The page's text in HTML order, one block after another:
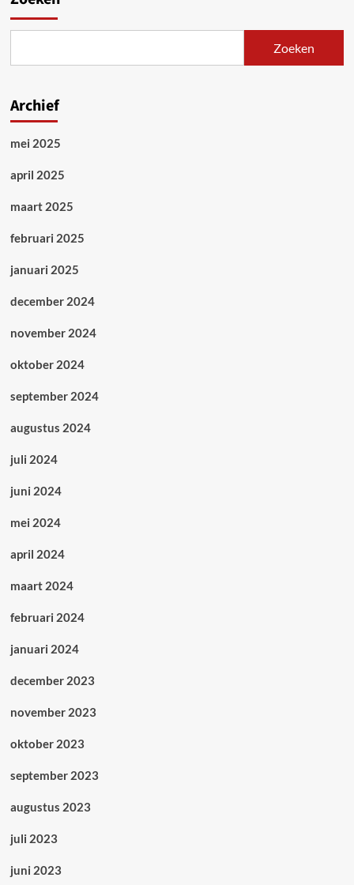
Assenede
Zoeken
Archief
mei 2025
april 2025
maart 2025
februari 2025
januari 2025
december 2024
november 2024
oktober 2024
september 2024
augustus 2024
juli 2024
juni 2024
mei 2024
april 2024
maart 2024
februari 2024
januari 2024
december 2023
november 2023
oktober 2023
september 2023
augustus 2023
juli 2023
juni 2023